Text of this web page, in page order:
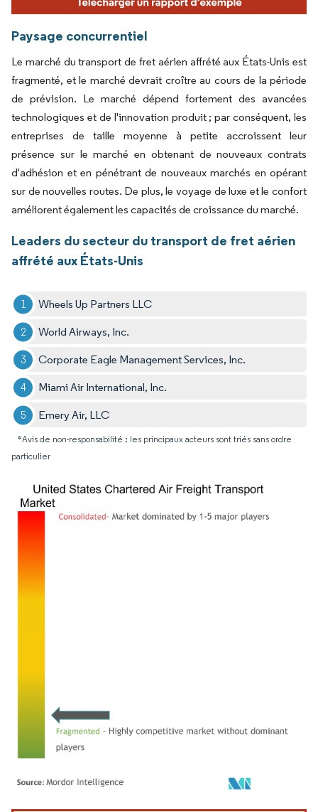
Paysage concurrentiel
Le marché du transport de fret aérien affrété aux États-Unis est
fragmenté, et le marché devrait croître au cours de la période
de prévision. Le marché dépend fortement des avancées
technologiques et de l'innovation produit ; par conséquent, les
entreprises de taille moyenne à petite accroissent leur
présence sur le marché en obtenant de nouveaux contrats
d'adhésion et en pénétrant de nouveaux marchés en opérant
sur de nouvelles routes. De plus, le voyage de luxe et le confort
améliorent également les capacités de croissance du marché.
Leaders du secteur du transport de fret aérien
affrété aux États-Unis
Wheels Up Partners LLC
World Airways, Inc.
Corporate Eagle Management Services, Inc.
Miami Air International, Inc.
Emery Air, LLC
*Avis de non-responsabilité : les principaux acteurs sont triés sans ordre
particulier